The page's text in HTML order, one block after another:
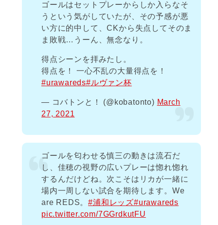
ゴールはセットプレーからしか入らなそ
うという気がしていたが、その予感が悪
い方に的中して、CKから失点してそのま
ま敗戦…うーん、無念なり。
得点シーンを拝みたし。
得点を！ 一心不乱の大量得点を！
#urawareds#ルヴァン杯
— コバトンと！ (@kobatonto) March
27, 2021
ゴールを匂わせる慎三の動きは流石だ
し、佳穂の視野の広いプレーは惚れ惚れ
するんだけどね。次こそはリカが一緒に
場内一周しない試合を期待します。We
are REDS。#浦和レッズ#urawareds
pic.twitter.com/7GGrdkutFU